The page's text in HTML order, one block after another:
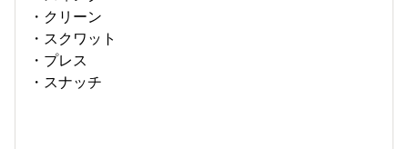
・クリーン
・スクワット
・プレス
・スナッチ